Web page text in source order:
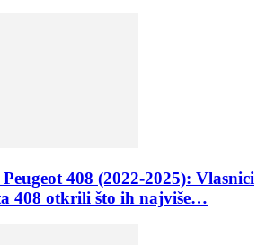
408 (2022-2025): Vlasnici
408 otkrili što ih najviše…